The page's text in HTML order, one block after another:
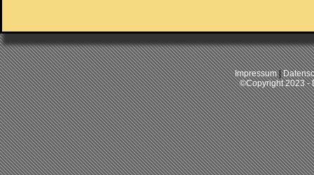
Impressum|
©Copyright 2023 -